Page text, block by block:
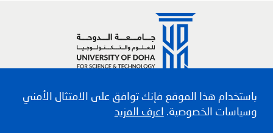
Social media links
باستخدام هذا الموقع فإنك توافق على الامتثال الأمني
وسياسات الخصوصية. اعرف المزيد